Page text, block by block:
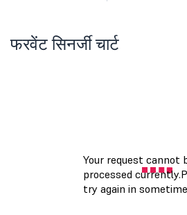
फरवेंट सिनर्जी चार्ट